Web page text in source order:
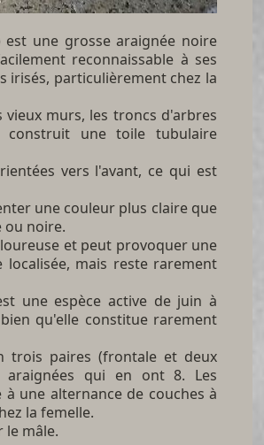
une grosse araignée noire
reconnaissable à ses
irisés, particulièrement chez la
vieux murs, les troncs d'arbres
une toile tubulaire
vers l'avant, ce qui est
une couleur plus claire que
ou noire.
et peut provoquer une
mais reste rarement
une espèce active de juin à
qu'elle constitue rarement
trois paires (frontale et deux
araignées qui en ont 8. Les
une alternance de couches à
la femelle.
le mâle.